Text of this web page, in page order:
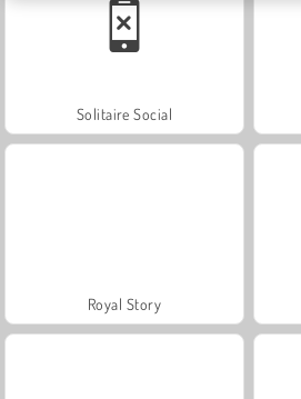
Solitaire Social
Royal Story